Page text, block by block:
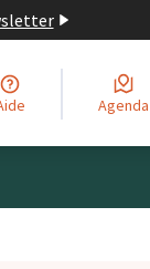
Aide Agenda